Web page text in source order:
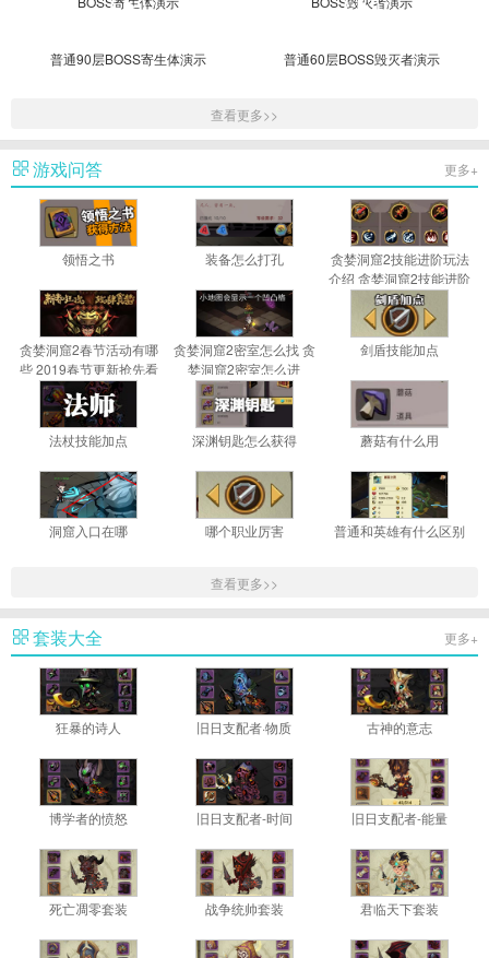
普通90层BOSS寄生体演示 普通60层BOSS毁灭者演示
查看更多>>
游戏问答 更多+
领悟之书 装备怎么打孔
贪婪洞窟2技能进阶玩法
介绍 贪婪洞窟2技能进阶
是什么
贪婪洞窟2春节活动有哪
些 2019春节更新抢先看
贪婪洞窟2密室怎么找 贪
婪洞窟2密室怎么进
剑盾技能加点
法杖技能加点 深渊钥匙怎么获得 蘑菇有什么用
洞窟入口在哪 哪个职业厉害 普通和英雄有什么区别
查看更多>>
套装大全 更多+
狂暴的诗人 旧日支配者·物质 古神的意志
博学者的愤怒 旧日支配者-时间 旧日支配者-能量
死亡凋零套装 战争统帅套装 君临天下套装